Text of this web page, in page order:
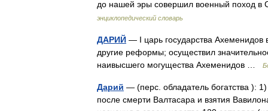
до нашей эры совершил военный поход
энциклопедический словарь
ДАРИЙ — I царь государства Ахеменидов
другие реформы; осуществил
наивысшего могущества Ахеменидов …
Дарий — (перс. обладатель богатства ):
после смерти Валтасара и взятия